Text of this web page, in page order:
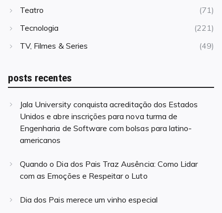
Teatro
(71)
Tecnologia
(221)
TV, Filmes & Series
(49)
posts recentes
Jala University conquista acreditação dos Estados
Unidos e abre inscrições para nova turma de
Engenharia de Software com bolsas para latino-
americanos
Quando o Dia dos Pais Traz Ausência: Como Lidar
com as Emoções e Respeitar o Luto
Dia dos Pais merece um vinho especial